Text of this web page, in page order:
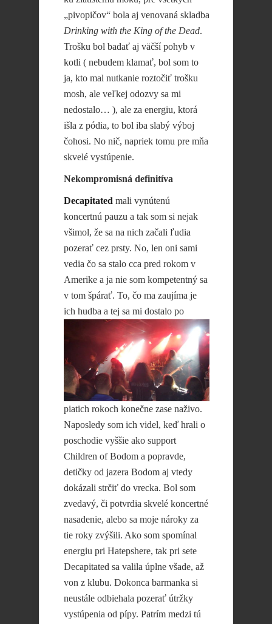
„pivopičov“ bola aj venovaná skladba
Drinking with the King of the Dead.
Trošku bol badať aj väčší pohyb v
kotli ( nebudem klamať, bol som to
ja, kto mal nutkanie roztočiť trošku
mosh, ale veľkej odozvy sa mi
nedostalo… ), ale za energiu, ktorá
išla z pódia, to bol iba slabý výboj
čohosi. No nič, napriek tomu pre mňa
skvelé vystúpenie.
Nekompromisná definitíva
Decapitated mali vynútenú
koncertnú pauzu a tak som si nejak
všimol, že sa na nich začali ľudia
pozerať cez prsty. No, len oni sami
vedia čo sa stalo cca pred rokom v
Amerike a ja nie som kompetentný sa
v tom špárať. To, čo ma zaujíma je
ich hudba a tej sa mi dostalo po
piatich rokoch konečne zase naživo.
Naposledy som ich videl, keď hrali o
poschodie vyššie ako support
Children of Bodom a popravde,
detičky od jazera Bodom aj vtedy
dokázali strčiť do vrecka. Bol som
zvedavý, či potvrdia skvelé koncertné
nasadenie, alebo sa moje nároky za
tie roky zvýšili. Ako som spomínal
energiu pri Hatepshere, tak pri sete
Decapitated sa valila úplne všade, až
von z klubu. Dokonca barmanka si
neustále odbiehala pozerať útržky
vystúpenia od pípy. Patrím medzi tú